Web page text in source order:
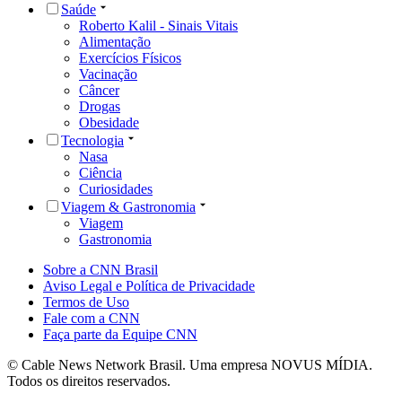
Saúde
Roberto Kalil - Sinais Vitais
Alimentação
Exercícios Físicos
Vacinação
Câncer
Drogas
Obesidade
Tecnologia
Nasa
Ciência
Curiosidades
Viagem & Gastronomia
Viagem
Gastronomia
Sobre a CNN Brasil
Aviso Legal e Política de Privacidade
Termos de Uso
Fale com a CNN
Faça parte da Equipe CNN
© Cable News Network Brasil. Uma empresa NOVUS MÍDIA.
Todos os direitos reservados.